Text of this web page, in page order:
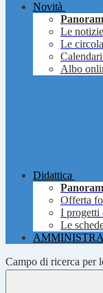
Novità
Le notizie
Le
Albo
Didattica
Offerta
I progetti
Le
Campo di ricerca per